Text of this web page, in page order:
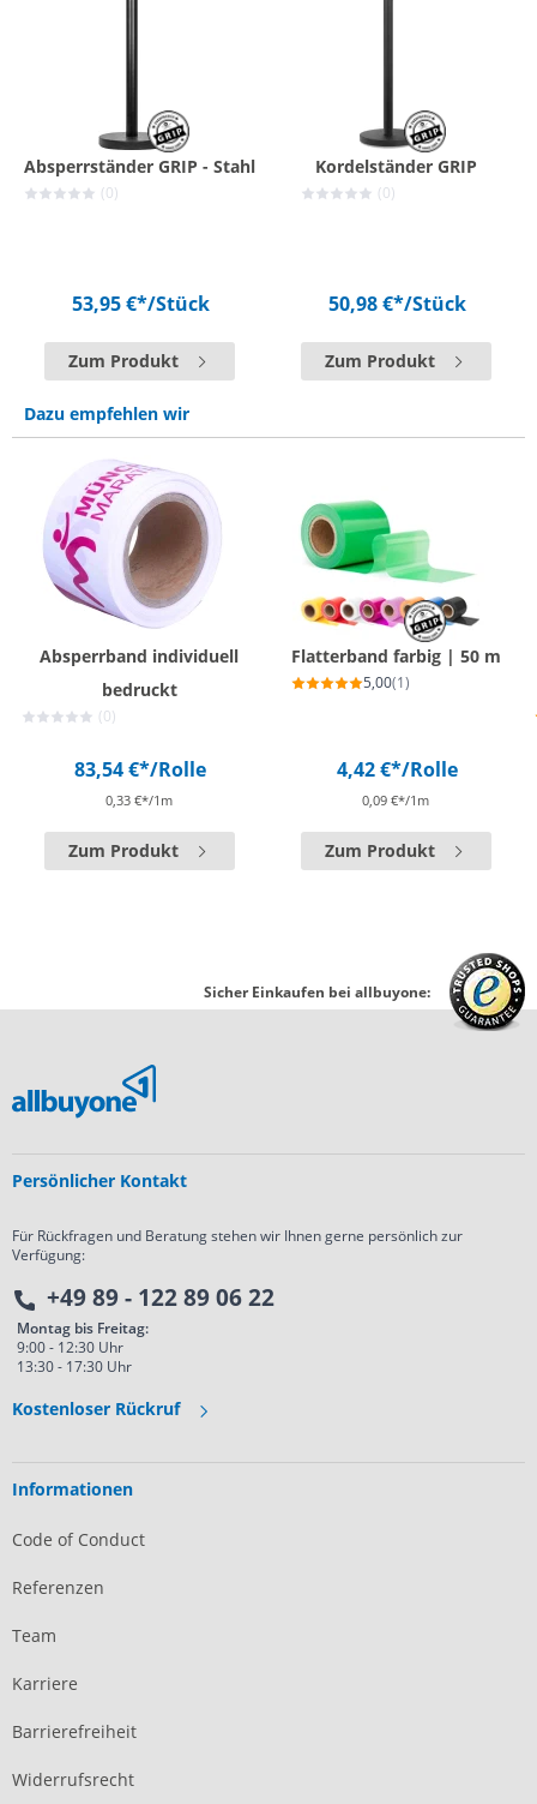
Absperrständer GRIP - Stahl
(0)
53,95 €*/Stück
Zum Produkt
Kordelständer GRIP
(0)
50,98 €*/Stück
Zum Produkt
Dazu empfehlen wir
Absperrband individuell
bedruckt
(0)
83,54 €*/Rolle
0,33 €*/1m
Zum Produkt
Flatterband farbig | 50 m
5,00(1)
4,42 €*/Rolle
0,09 €*/1m
Zum Produkt
Sicher Einkaufen bei allbuyone:
Persönlicher Kontakt
Für Rückfragen und Beratung stehen wir Ihnen gerne persönlich zur
Verfügung:
+49 89 - 122 89 06 22
Montag bis Freitag:
9:00 - 12:30 Uhr
13:30 - 17:30 Uhr
Kostenloser Rückruf
Informationen
Code of Conduct
Referenzen
Team
Karriere
Barrierefreiheit
Widerrufsrecht